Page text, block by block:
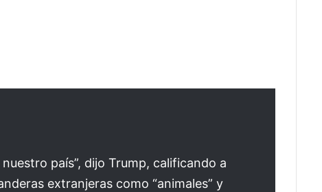
país”, dijo Trump, calificando a
extranjeras como “animales” y